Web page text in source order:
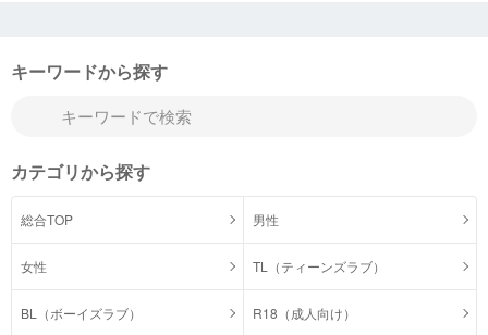
キーワードから探す
カテゴリから探す
総合TOP 男性
女性 TL（ティーンズラブ）
BL（ボーイズラブ） R18（成人向け）